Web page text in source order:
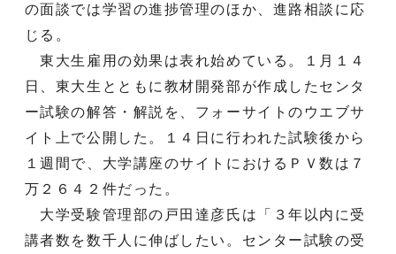
の面談では学習の進捗管理のほか、進路相談に応
じる。
東大生雇用の効果は表れ始めている。１月１４
日、東大生とともに教材開発部が作成したセンタ
ー試験の解答・解説を、フォーサイトのウエブサ
イト上で公開した。１４日に行われた試験後から
１週間で、大学講座のサイトにおけるＰＶ数は７
万２６４２件だった。
大学受験管理部の戸田達彦氏は「３年以内に受
講者数を数千人に伸ばしたい。センター試験の受